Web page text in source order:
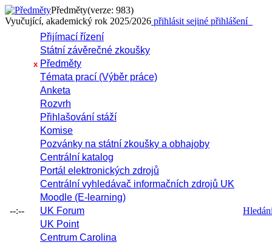
Předměty(verze: 983)
Vyučující, akademický rok 2025/2026 přihlásit sejiné přihlášení
--:--
Přijímací řízení
Státní závěrečné zkoušky
x Předměty
Témata prací (Výběr práce)
Anketa
Rozvrh
Přihlašování stáží
Komise
Pozvánky na státní zkoušky a obhajoby
Centrální katalog
Portál elektronických zdrojů
Centrální vyhledávač informačních zdrojů UK
Moodle (E-learning)
UK Forum
UK Point
Centrum Carolina